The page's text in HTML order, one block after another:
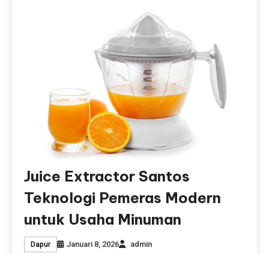
Juice Extractor Santos
Teknologi Pemeras Modern
untuk Usaha Minuman
Dapur Januari 8, 2026
admin